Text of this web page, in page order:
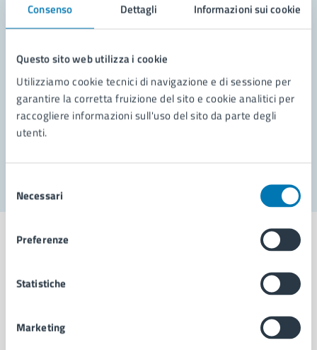
Consenso Dettagli Informazioni sui cookie
Questo sito web utilizza i cookie
Utilizziamo cookie tecnici di navigazione e di sessione per
garantire la corretta fruizione del sito e cookie analitici per
raccogliere informazioni sull'uso del sito da parte degli
utenti.
delNecessari
Preferenze
Statistiche
Marketing
Leggi le domande frequenti
Richiedi assistenza
Prenota appuntamento
Problemi in città
Comune di Napoli
AMMINISTRAZIONE